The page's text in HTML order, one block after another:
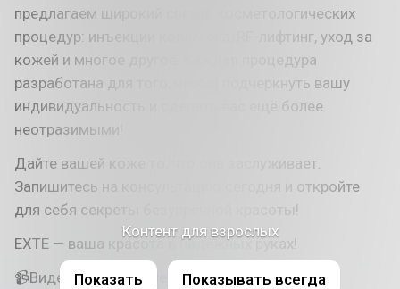
предлагаем широкий спектр косметологических
процедур: инъекции коллагена, RF-лифтинг, уход за
кожей и многое другое. Каждая процедура
разработана для того, чтобы подчеркнуть вашу
индивидуальность и сделать вас ещё более
неотразимыми!
Дайте вашей коже то, что она заслуживает.
Запишитесь на консультацию сегодня и откройте
для себя секреты безупречной красоты!
EXTE — ваша красота в надежных руках!
📹Видео предоставлено нашим Другом
Контент для взрослых
Показать Показывать всегда